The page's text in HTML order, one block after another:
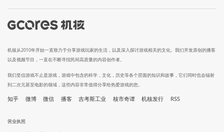
机核从2010年开始一直致力于分享游戏玩家的生活，以及深入探讨游戏相关的文化。我们开发原创的播客
以及视频节目，一直在不断寻找民间高质量的内容创作者。
我们坚信游戏不止是游戏，游戏中包含的科学，文化，历史等各个层面的知识和故事，它们同时也会辐射
到二次元甚至电影的领域，这些内容非常值得分享给热爱游戏的您。
知乎 微博 微信 播客 吉考斯工业 核市奇谭 机核发行 RSS
营业执照